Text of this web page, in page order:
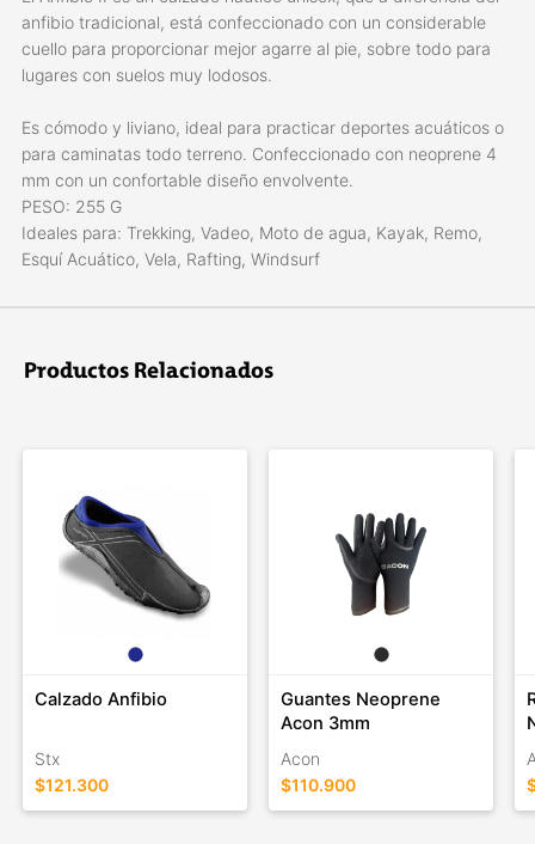
anfibio tradicional, está confeccionado con un considerable
cuello para proporcionar mejor agarre al pie, sobre todo para
lugares con suelos muy lodosos.
Es cómodo y liviano, ideal para practicar deportes acuáticos o
para caminatas todo terreno. Confeccionado con neoprene 4
mm con un confortable diseño envolvente.
PESO: 255 G
Ideales para: Trekking, Vadeo, Moto de agua, Kayak, Remo,
Esquí Acuático, Vela, Rafting, Windsurf
Productos Relacionados
Calzado Anfibio
Stx
$121.300
Guantes Neoprene
Acon 3mm
Acon
$110.900